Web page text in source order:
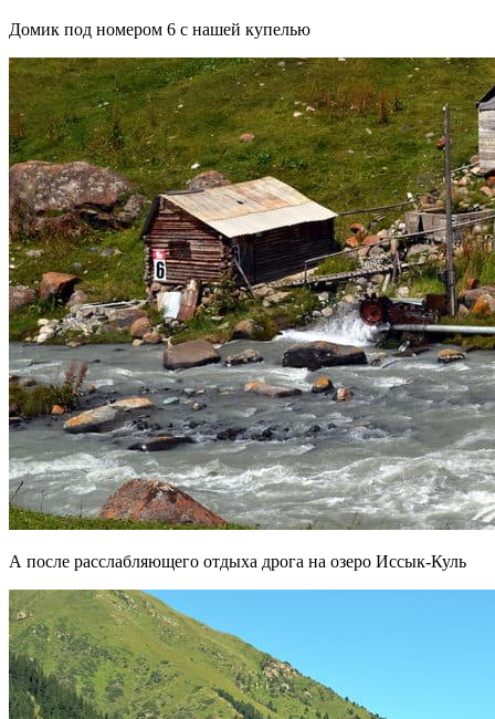
Домик под номером 6 с нашей купелью
А после расслабляющего отдыха дрога на озеро Иссык-Куль